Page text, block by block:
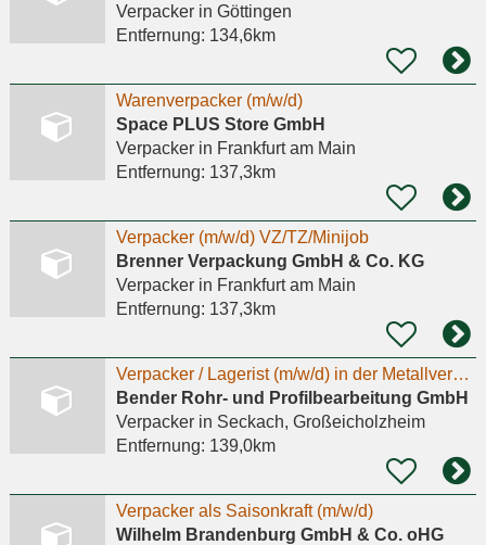
Verpackerin Göttingen
Entfernung: 134,6km
Warenverpacker (m/w/d)
Space PLUS Store GmbH
Verpackerin Frankfurt am Main
Entfernung: 137,3km
Verpacker (m/w/d) VZ/TZ/Minijob
Brenner Verpackung GmbH & Co. KG
Verpackerin Frankfurt am Main
Entfernung: 137,3km
Verpacker / Lagerist (m/w/d) in der Metallverarbeitung
Bender Rohr- und Profilbearbeitung GmbH
Verpackerin Seckach, Großeicholzheim
Entfernung: 139,0km
Verpacker als Saisonkraft (m/w/d)
Wilhelm Brandenburg GmbH & Co. oHG